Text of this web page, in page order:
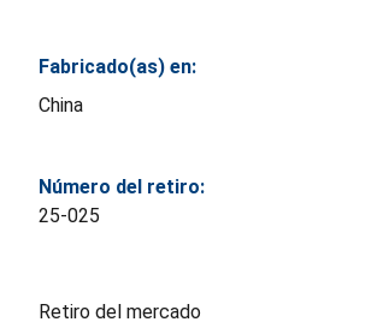
Fabricado(as) en:
China
Número del retiro:
25-025
Retiro del mercado